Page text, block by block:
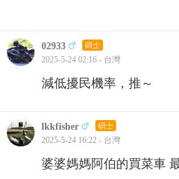
02933 碩士
2025-5-24 02:16 - 台灣
減低擾民機率，推～
lkkfisher 碩士
2025-5-24 16:22 - 台灣
婆婆媽媽阿伯的買菜車